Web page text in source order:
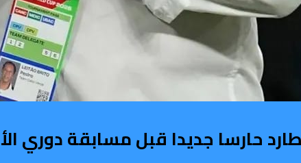
حارسا جديدا قبل مسابقة دوري